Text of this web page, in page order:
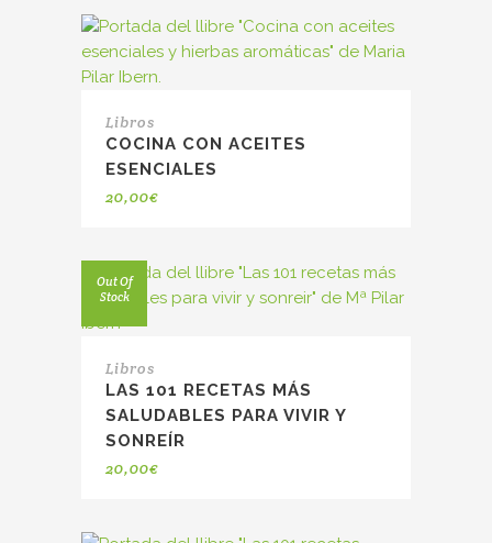
Libros
COCINA CON ACEITES
ESENCIALES
20,00€
Out Of
Stock
Libros
LAS 101 RECETAS MÁS
SALUDABLES PARA VIVIR Y
SONREÍR
20,00€